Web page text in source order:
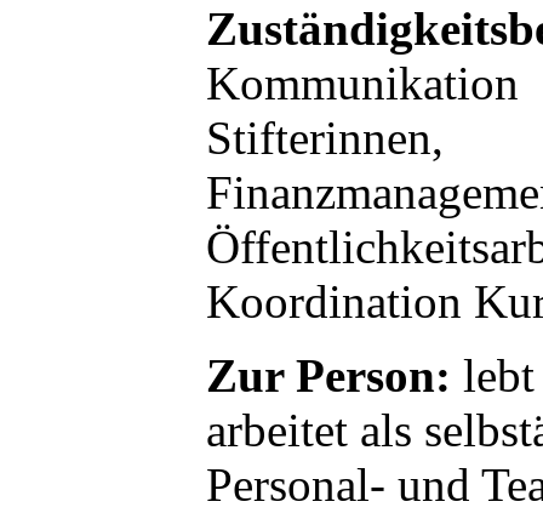
Kommunikation
Stifterinnen,
Koordination
Zur Person:
arbeitet als
Personal- und